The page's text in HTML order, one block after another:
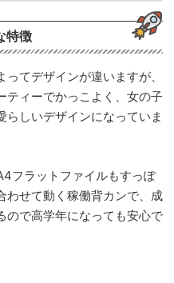
特徴
てデザインが違いますが、
ティーでかっこよく、女の子
らしいデザインになっていま
フラットファイルもすっぽ
わせて動く稼働背カンで、成
ので高学年になっても安心で